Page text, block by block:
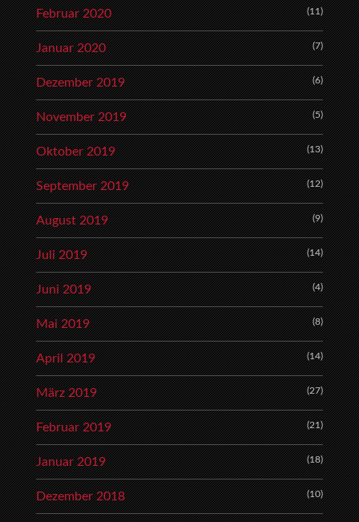
Februar 2020 (11)
Januar 2020 (7)
Dezember 2019 (6)
November 2019 (5)
Oktober 2019 (13)
September 2019 (12)
August 2019 (9)
Juli 2019 (14)
Juni 2019 (4)
Mai 2019 (8)
April 2019 (14)
März 2019 (27)
Februar 2019 (21)
Januar 2019 (18)
Dezember 2018 (10)